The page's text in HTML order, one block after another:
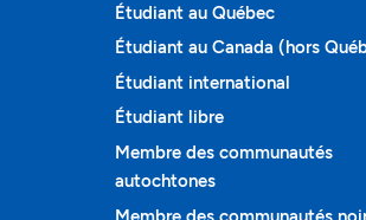
Étudiant au Québec
Étudiant au Canada (hors
Étudiant international
Étudiant libre
Membre des communautés
autochtones